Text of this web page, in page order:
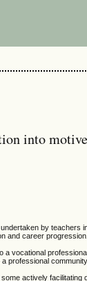
into
by teachers
and career
vocational
professional
actively facilitating